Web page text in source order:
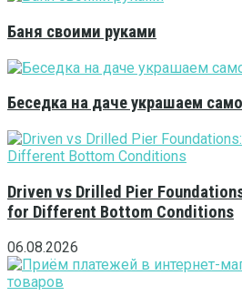
Баня своими руками
Беседка на даче украшаем
Driven vs Drilled Pier
for Different Bottom Conditions
06.08.2026